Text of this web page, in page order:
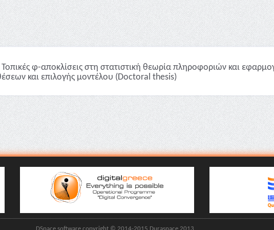
φ-αποκλίσεις στη στατιστική θεωρία πληροφοριών και
και επιλογής μοντέλου (Doctoral thesis)